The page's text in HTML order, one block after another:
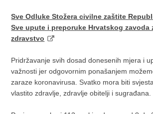
Sve Odluke Stožera civilne zaštite
Sve upute i preporuke Hrvatskog zavoda
zdravstvo
Pridržavanje svih dosad donesenih mjera i
važnosti jer odgovornim ponašanjem
zaraze koronavirusa. Svatko mora biti
vlastito zdravlje, zdravlje obitelji i sugrađana.